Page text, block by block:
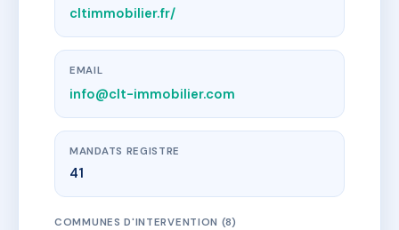
cltimmobilier.fr/
EMAIL
info@clt-immobilier.com
MANDATS REGISTRE
41
COMMUNES D'INTERVENTION (8)